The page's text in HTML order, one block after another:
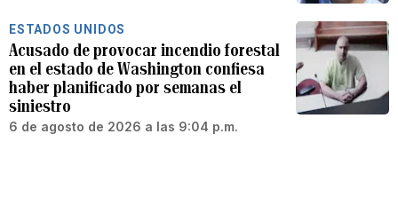
ESTADOS UNIDOS
Acusado de provocar incendio forestal
en el estado de Washington confiesa
haber planificado por semanas el
siniestro
6 de agosto de 2026 a las 9:04 p.m.